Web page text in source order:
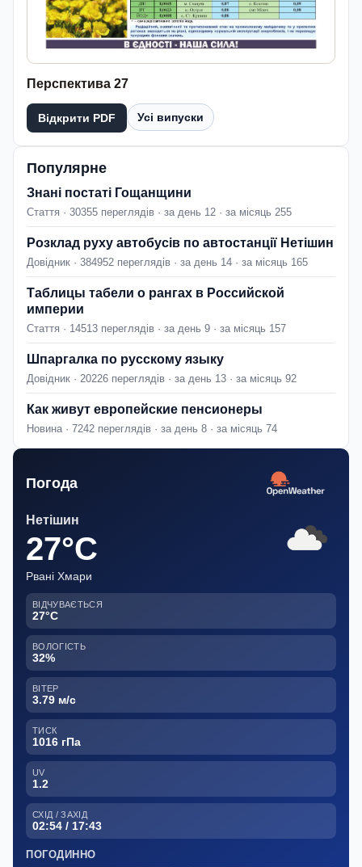
Перспектива 27
Відкрити PDF Усі випуски
Популярне
Знані постаті Гощанщини
Стаття · 30355 переглядів · за день 12 · за місяць 255
Розклад руху автобусів по автостанції Нетішин
Довідник · 384952 переглядів · за день 14 · за місяць 165
Таблицы табели о рангах в Российской
империи
Стаття · 14513 переглядів · за день 9 · за місяць 157
Шпаргалка по русскому языку
Довідник · 20226 переглядів · за день 13 · за місяць 92
Как живут европейские пенсионеры
Новина · 7242 переглядів · за день 8 · за місяць 74
Погода
Нетішин
27°C
Рвані Хмари
ВІДЧУВАЄТЬСЯ
27°C
ВОЛОГІСТЬ
32%
ВІТЕР
3.79 м/с
ТИСК
1016 гПа
UV
1.2
СХІД / ЗАХІД
02:54 / 17:43
ПОГОДИННО